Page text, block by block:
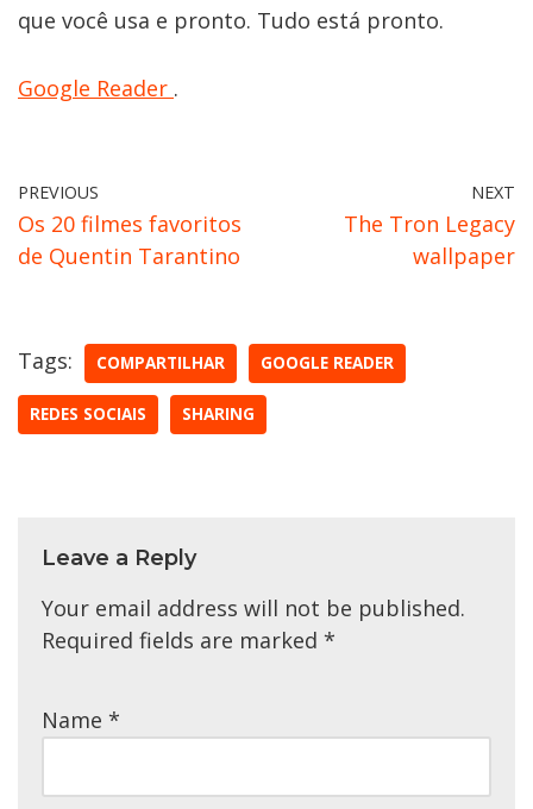
que você usa e pronto. Tudo está pronto.
Google Reader .
PREVIOUS
Os 20 filmes favoritos
de Quentin Tarantino
NEXT
The Tron Legacy
wallpaper
Tags: COMPARTILHAR GOOGLE READER
REDES SOCIAIS SHARING
Leave a Reply
Your email address will not be published.
Required fields are marked *
Name *